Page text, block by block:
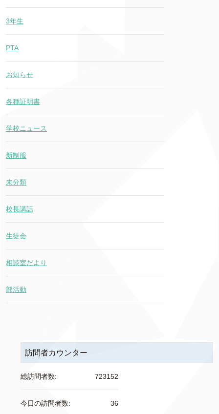
3年生
PTA
お知らせ
各種証明書
学校ニュース
新制服
未分類
校長講話
生徒会
相談室だより
部活動
訪問者カウンター
723152
総訪問者数:
36
今日の訪問者数: